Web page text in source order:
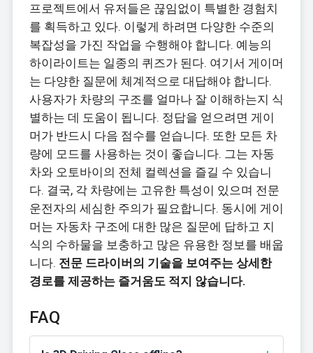
프로젝트에서 유저들은 끊임없이 특별한 경험치
를 획득하고 있다. 이렇게 하려면 다양한 수준의
복잡성을 가진 작업을 수행해야 합니다. 예능의
하이라이트는 일종의 퀴즈가 된다. 여기서 게이머
는 다양한 질문에 체계적으로 대답해야 합니다.
사용자가 차량의 구조를 얼마나 잘 이해하는지 식
별하는 데 도움이 됩니다. 정답을 얻으려면 게이
머가 반드시 다음 점수를 얻습니다. 또한 모든 차
량에 모드를 사용하는 것이 좋습니다. 그는 자동
차와 오토바이의 전체 컬렉션을 즐길 수 있습니
다. 결국, 각 차량에는 고유한 특성이 있으며 전문
운전자의 세심한 주의가 필요합니다. 동시에 게이
머는 자동차 구조에 대한 많은 질문에 답하고 지
식의 수하물을 보충하고 많은 유용한 정보를 배웁
니다. 전문 드라이버의 기술을 보여주는 상세한
경로를 제공하는 즐거움도 적지 않습니다.
FAQ